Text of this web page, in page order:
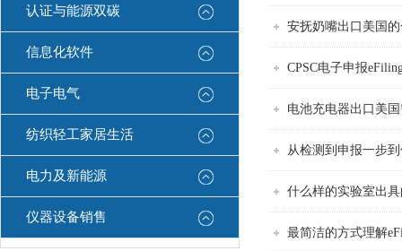
认证与能源双碳
信息化软件
电子电气
纺织轻工家居生活
电力及新能源
仪器设备销售
安抚奶嘴出口美国
CPSC电子申报
电池充电器出口美
从检测到申报一步
什么样的实验室出
最简洁的方式理解